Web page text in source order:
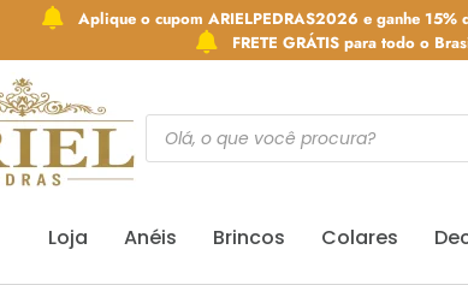
Aplique o cupom ARIELPEDRAS2026 e ganhe
FRETE GRÁTIS para todo o
Loja Anéis Brincos Colares